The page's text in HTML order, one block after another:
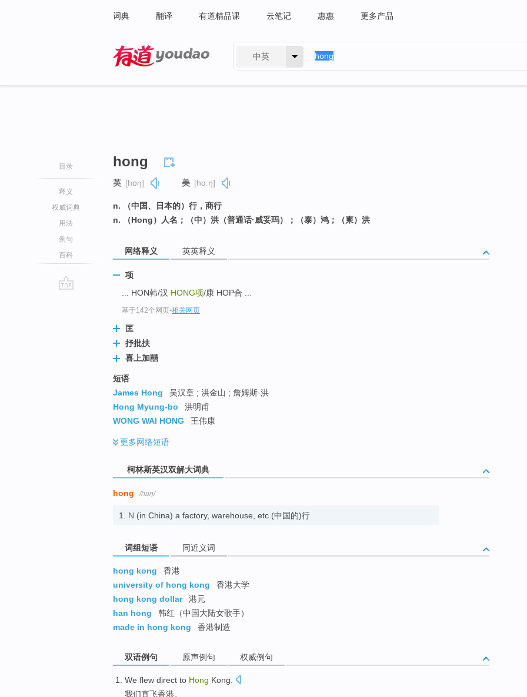
词典 翻译 有道精品课 云笔记 惠惠 更多产品
中英
目录
释义
权威词典
用法
例句
百科
hong
英 [hɒŋ] 美 [hɑːŋ]
n. （中国、日本的）行，商行
n. （Hong）人名；（中）洪（普通话·威妥玛）；（泰）鸿；（柬）洪
网络释义 英英释义
项
... HON韩/汉 HONG项/康 HOP合 ...
基于142个网页-相关网页
匡
抒批扶
喜上加囍
短语
James Hong
吴汉章 ; 洪金山 ; 詹姆斯·洪
Hong Myung-bo
洪明甫
WONG WAI HONG
王伟康
更多网络短语
柯林斯英汉双解大词典
hong /hɒŋ/
1. N (in China) a factory, warehouse, etc (中国的)行
词组短语 同近义词
hong kong
香港
university of hong kong
香港大学
hong kong dollar
港元
han hong
韩红（中国大陆女歌手）
made in hong kong
香港制造
双语例句 原声例句 权威例句
We flew direct to Hong Kong
我们直飞香港。